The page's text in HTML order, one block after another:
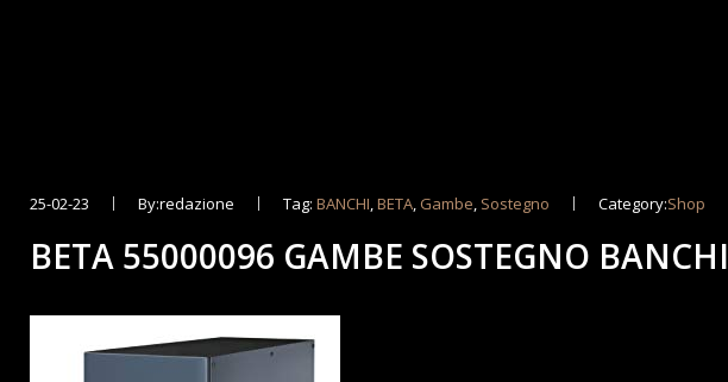
25-02-23 By:redazione Tag:BANCHI,BETA, Gambe, Sostegno Category:Shop
BETA 55000096 GAMBE SOSTEGNO BANCHI